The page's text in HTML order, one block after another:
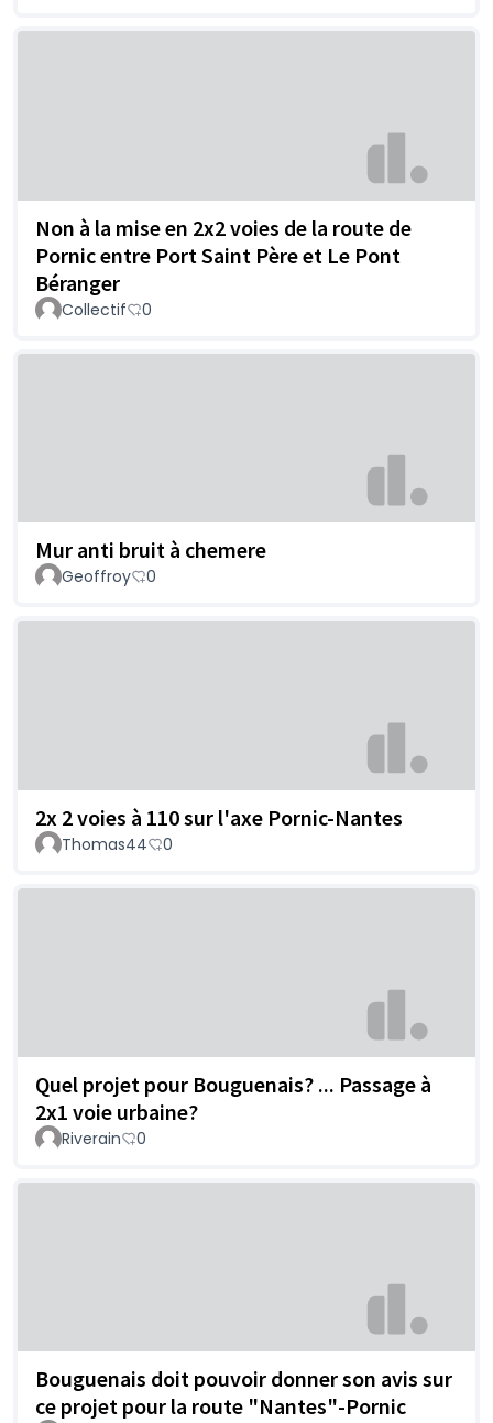
Non à la mise en 2x2 voies de la route de
Pornic entre Port Saint Père et Le Pont
Béranger
Collectif 0
Mur anti bruit à chemere
Geoffroy 0
2x 2 voies à 110 sur l'axe Pornic-Nantes
Thomas44 0
Quel projet pour Bouguenais? ... Passage à
2x1 voie urbaine?
Riverain 0
Bouguenais doit pouvoir donner son avis sur
ce projet pour la route "Nantes"-Pornic